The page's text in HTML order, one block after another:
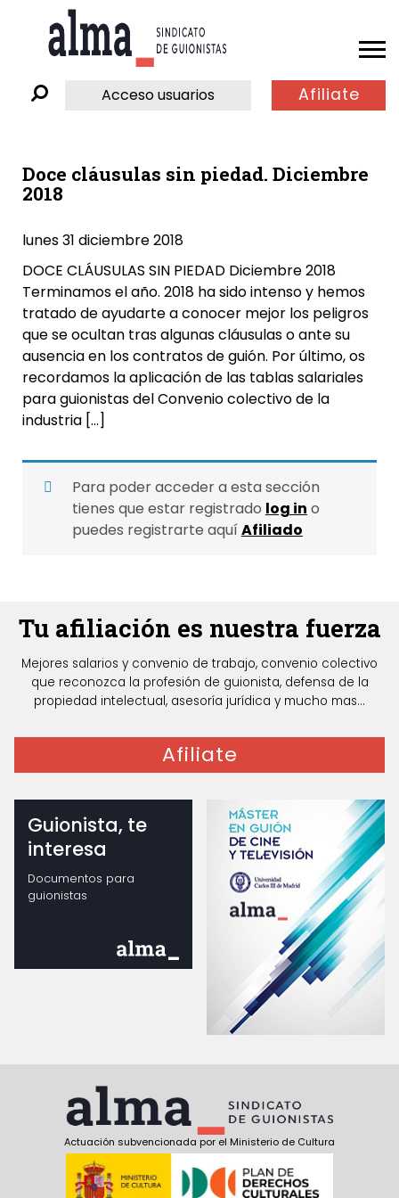
Acceso usuarios Afiliate
Doce cláusulas sin piedad. Diciembre
2018
lunes 31 diciembre 2018
DOCE CLÁUSULAS SIN PIEDAD Diciembre 2018
Terminamos el año. 2018 ha sido intenso y hemos
tratado de ayudarte a conocer mejor los peligros
que se ocultan tras algunas cláusulas o ante su
ausencia en los contratos de guión. Por último, os
recordamos la aplicación de las tablas salariales
para guionistas del Convenio colectivo de la
industria […]
Para poder acceder a esta sección
tienes que estar registrado log in o
puedes registrarte aquí Afiliado
Tu afiliación es nuestra fuerza
Mejores salarios y convenio de trabajo, convenio colectivo
que reconozca la profesión de guionista, defensa de la
propiedad intelectual, asesoría jurídica y mucho mas...
Afiliate
Guionista, te
interesa
Documentos para
guionistas
Actuación subvencionada por el Ministerio de Cultura